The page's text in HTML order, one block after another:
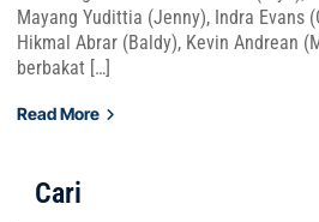
Mayang Yudittia (Jenny), Indra Evans
Hikmal Abrar (Baldy), Kevin Andrean
berbakat […]
Read More
Cari